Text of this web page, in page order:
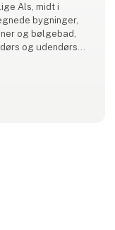
Als, midt i
bygninger,
og bølgebad,
og udendørs